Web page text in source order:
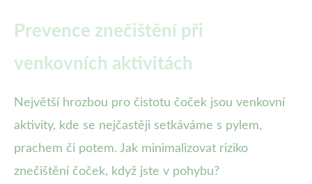
Prevence znečištění při
venkovních aktivitách
Největší hrozbou pro čistotu čoček jsou venkovní
aktivity, kde se nejčastěji setkáváme s pylem,
prachem či potem. Jak minimalizovat riziko
znečištění čoček, když jste v pohybu?